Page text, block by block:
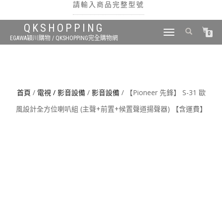
請輸入商品完整型號
QKSHOPPING
EGAWA穎川購物 / QKSHOPPING完全購物網
TOGGLE
0
首頁 / 電視 / 影音設備/ 影音設備/ 【Pioneer 先鋒】 S-31 歐
風設計全方位喇叭組 (主聲+前置+候置聲道揚聲器) 【含運費】